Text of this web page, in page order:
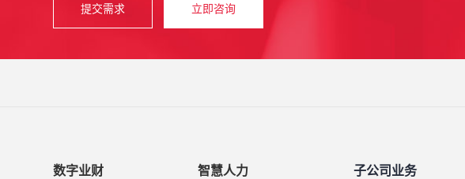
提交需求 立即咨询
数字业财 智慧人力 子公司业务